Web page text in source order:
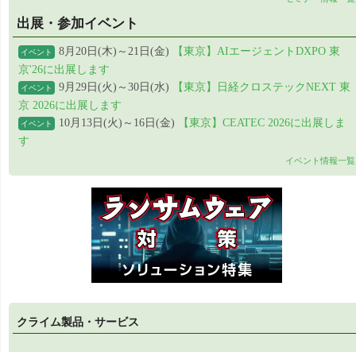
出展・参加イベント
イベント 8月20日(木)～21日(金)
【東京】AIエージェントDXPO 東
京'26に出展します
イベント 9月29日(火)～30日(水)
【東京】日経クロステックNEXT 東
京 2026に出展します
イベント 10月13日(火)～16日(金)
【東京】CEATEC 2026に出展しま
す
イベント情報一覧
クライム製品・サービス